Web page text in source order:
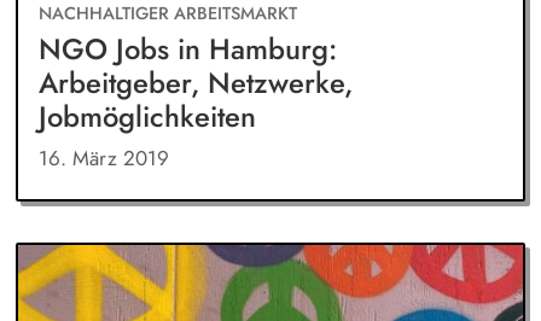
NACHHALTIGER ARBEITSMARKT
NGO Jobs in Hamburg:
Arbeitgeber, Netzwerke,
Jobmöglichkeiten
16. März 2019